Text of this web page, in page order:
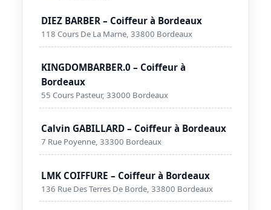
DIEZ BARBER – Coiffeur à Bordeaux
118 Cours De La Marne, 33800 Bordeaux
KINGDOMBARBER.0 – Coiffeur à
Bordeaux
55 Cours Pasteur, 33000 Bordeaux
Calvin GABILLARD – Coiffeur à Bordeaux
7 Rue Poyenne, 33300 Bordeaux
LMK COIFFURE – Coiffeur à Bordeaux
136 Rue Des Terres De Borde, 33800 Bordeaux